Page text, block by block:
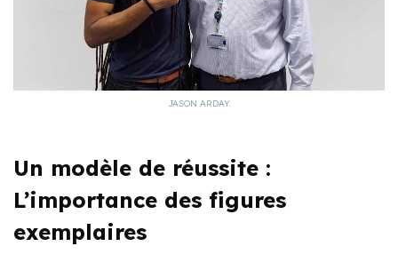
JASON ARDAY.
Un modèle de réussite :
L’importance des figures
exemplaires